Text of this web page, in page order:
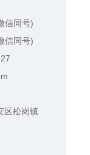
信同号)
信同号)
区松岗镇